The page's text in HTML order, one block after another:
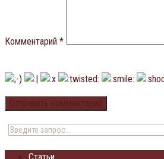
Комментарий *